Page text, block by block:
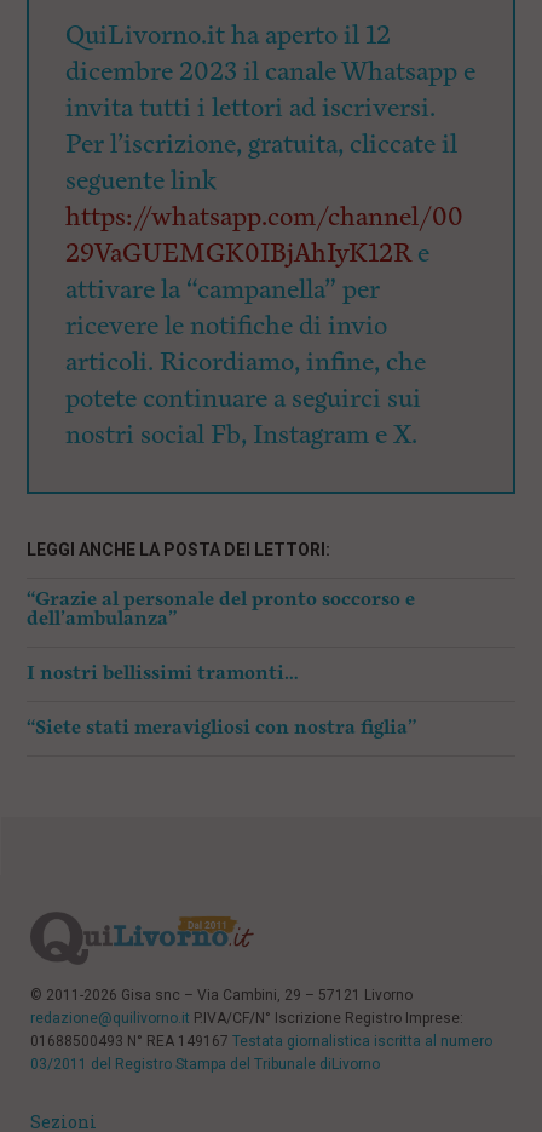
QuiLivorno.it ha aperto il 12
dicembre 2023 il canale Whatsapp e
invita tutti i lettori ad iscriversi.
Per l’iscrizione, gratuita, cliccate il
seguente link
https://whatsapp.com/channel/00
29VaGUEMGK0IBjAhIyK12Re
attivare la “campanella” per
ricevere le notifiche di invio
articoli. Ricordiamo, infine, che
potete continuare a seguirci sui
nostri social Fb, Instagram e X.
LEGGI ANCHE LA POSTA DEI LETTORI:
“Grazie al personale del pronto soccorso e
dell’ambulanza”
I nostri bellissimi tramonti…
“Siete stati meravigliosi con nostra figlia”
© 2011-2026 Gisa snc – Via Cambini, 29 – 57121 Livorno
redazione@quilivorno.it P.IVA/CF/N° Iscrizione Registro Imprese:
01688500493 N° REA 149167 Testata giornalistica iscritta al numero
03/2011 del Registro Stampa del Tribunale diLivorno
Sezioni